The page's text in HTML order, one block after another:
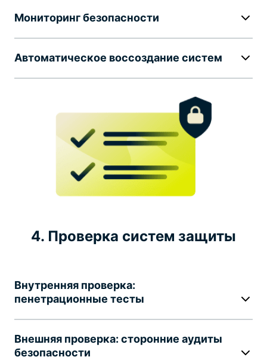
Мониторинг безопасности
Автоматическое воссоздание систем
4. Проверка систем защиты
Внутренняя проверка:
пенетрационные тесты
Внешняя проверка: сторонние аудиты
безопасности